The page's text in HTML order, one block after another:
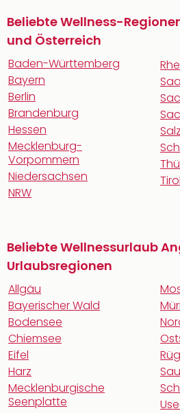
Beliebte Wellness-
und Österreich
Baden-Württemberg
Bayern
Berlin
Brandenburg
Hessen
Mecklenburg-
Vorpommern
Niedersachsen
NRW
Tirol
Beliebte Wellnessurlaub
Urlaubsregionen
Allgäu
Bayerischer Wald
Bodensee
Chiemsee
Eifel
Harz
Mecklenburgische
Seenplatte